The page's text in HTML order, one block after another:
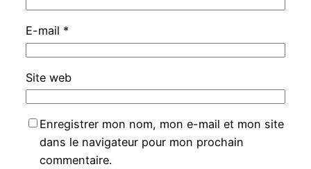
E-mail *
Site web
Enregistrer mon nom, mon e-mail et mon site
dans le navigateur pour mon prochain
commentaire.